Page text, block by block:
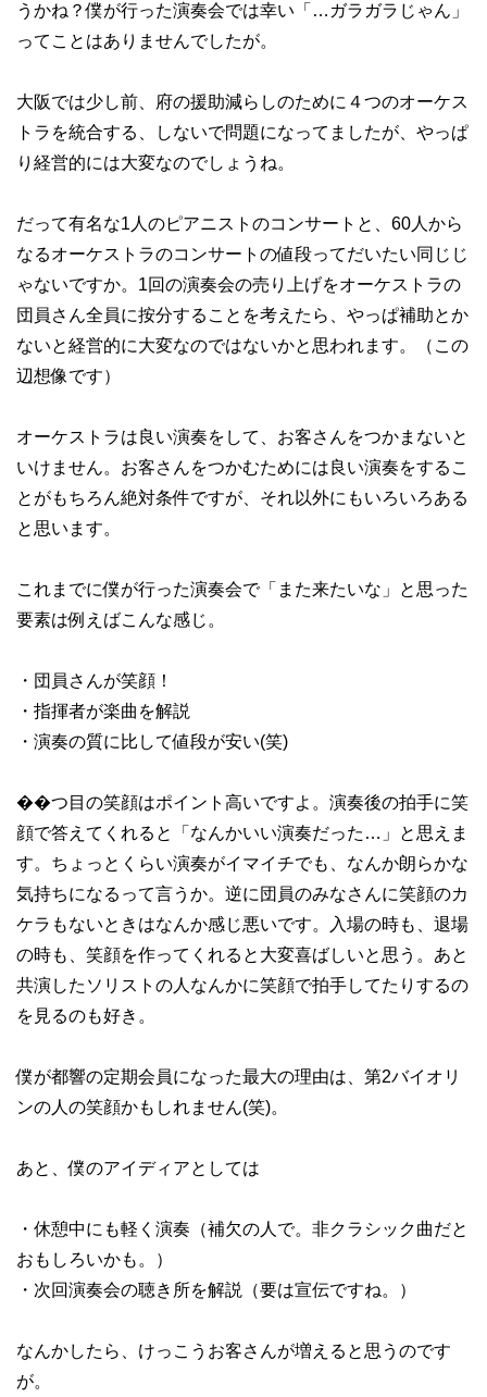
うかね？僕が行った演奏会では幸い「…ガラガラじゃん」
ってことはありませんでしたが。
大阪では少し前、府の援助減らしのために４つのオーケス
トラを統合する、しないで問題になってましたが、やっぱ
り経営的には大変なのでしょうね。
だって有名な1人のピアニストのコンサートと、60人から
なるオーケストラのコンサートの値段ってだいたい同じじ
ゃないですか。1回の演奏会の売り上げをオーケストラの
団員さん全員に按分することを考えたら、やっぱ補助とか
ないと経営的に大変なのではないかと思われます。（この
辺想像です）
オーケストラは良い演奏をして、お客さんをつかまないと
いけません。お客さんをつかむためには良い演奏をするこ
とがもちろん絶対条件ですが、それ以外にもいろいろある
と思います。
これまでに僕が行った演奏会で「また来たいな」と思った
要素は例えばこんな感じ。
・団員さんが笑顔！
・指揮者が楽曲を解説
・演奏の質に比して値段が安い(笑)
��つ目の笑顔はポイント高いですよ。演奏後の拍手に笑
顔で答えてくれると「なんかいい演奏だった…」と思えま
す。ちょっとくらい演奏がイマイチでも、なんか朗らかな
気持ちになるって言うか。逆に団員のみなさんに笑顔のカ
ケラもないときはなんか感じ悪いです。入場の時も、退場
の時も、笑顔を作ってくれると大変喜ばしいと思う。あと
共演したソリストの人なんかに笑顔で拍手してたりするの
を見るのも好き。
僕が都響の定期会員になった最大の理由は、第2バイオリ
ンの人の笑顔かもしれません(笑)。
あと、僕のアイディアとしては
・休憩中にも軽く演奏（補欠の人で。非クラシック曲だと
おもしろいかも。）
・次回演奏会の聴き所を解説（要は宣伝ですね。）
なんかしたら、けっこうお客さんが増えると思うのです
が。